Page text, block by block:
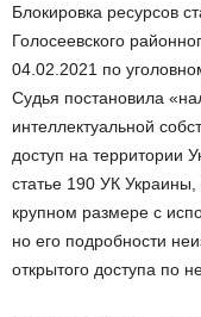
Блокировка ресурсов
Голосеевского
04.02.2021 по
Судья постановила
интеллектуальной
доступ на территории
статье 190 УК
крупном размере с
но его подробности
открытого доступа по